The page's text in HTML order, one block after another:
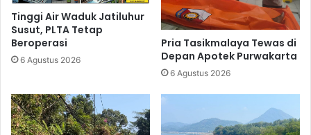
Tinggi Air Waduk Jatiluhur
Susut, PLTA Tetap
Beroperasi
6 Agustus 2026
Pria Tasikmalaya Tewas di
Depan Apotek Purwakarta
6 Agustus 2026